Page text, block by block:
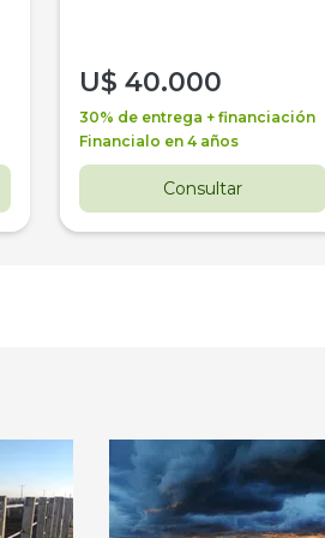
U$ 40.000
30% de entrega + financiación
Financialo en 4 años
Consultar